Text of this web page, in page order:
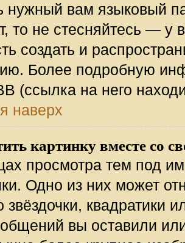
нужный вам языковый
то не стесняйтесь — у
создать и
Более подробную
(ссылка на него
наверх
картинку вместе со
просмотра тем под
Одно из них может
звёздочки, квадратики
вы оставили